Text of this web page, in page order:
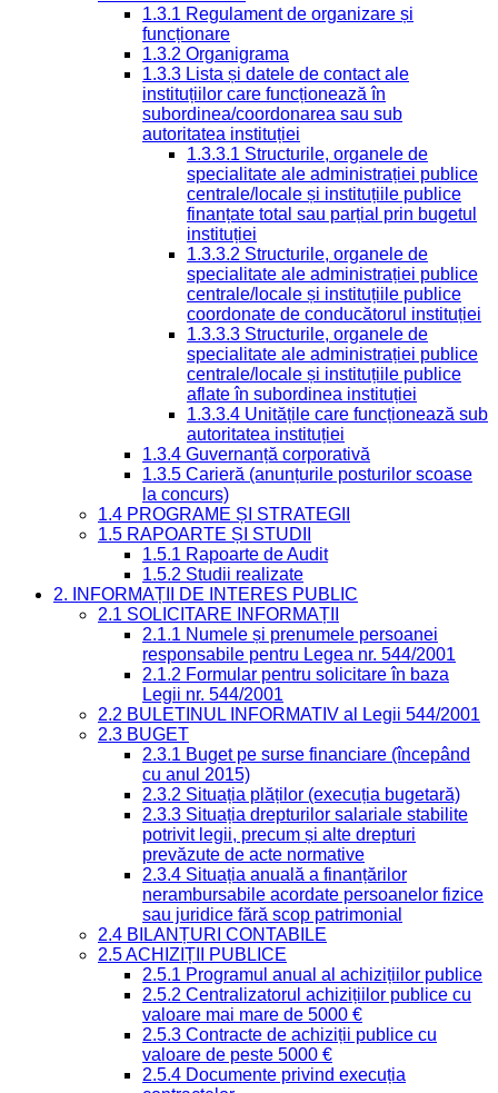
1.3.1 Regulament de organizare și
funcționare
1.3.2 Organigrama
1.3.3 Lista și datele de contact ale
instituțiilor care funcționează în
subordinea/coordonarea sau sub
autoritatea instituției
1.3.3.1 Structurile, organele de
specialitate ale administrației publice
centrale/locale și instituțiile publice
finanțate total sau parțial prin bugetul
instituției
1.3.3.2 Structurile, organele de
specialitate ale administrației publice
centrale/locale și instituțiile publice
coordonate de conducătorul instituției
1.3.3.3 Structurile, organele de
specialitate ale administrației publice
centrale/locale și instituțiile publice
aflate în subordinea instituției
1.3.3.4 Unitățile care funcționează sub
autoritatea instituției
1.3.4 Guvernanță corporativă
1.3.5 Carieră (anunțurile posturilor scoase
la concurs)
1.4 PROGRAME ȘI STRATEGII
1.5 RAPOARTE ȘI STUDII
1.5.1 Rapoarte de Audit
1.5.2 Studii realizate
2. INFORMAȚII DE INTERES PUBLIC
2.1 SOLICITARE INFORMAȚII
2.1.1 Numele și prenumele persoanei
responsabile pentru Legea nr. 544/2001
2.1.2 Formular pentru solicitare în baza
Legii nr. 544/2001
2.2 BULETINUL INFORMATIV al Legii 544/2001
2.3 BUGET
2.3.1 Buget pe surse financiare (începând
cu anul 2015)
2.3.2 Situația plăților (execuția bugetară)
2.3.3 Situația drepturilor salariale stabilite
potrivit legii, precum și alte drepturi
prevăzute de acte normative
2.3.4 Situația anuală a finanțărilor
nerambursabile acordate persoanelor fizice
sau juridice fără scop patrimonial
2.4 BILANȚURI CONTABILE
2.5 ACHIZIȚII PUBLICE
2.5.1 Programul anual al achizițiilor publice
2.5.2 Centralizatorul achizițiilor publice cu
valoare mai mare de 5000 €
2.5.3 Contracte de achiziții publice cu
valoare de peste 5000 €
2.5.4 Documente privind execuția